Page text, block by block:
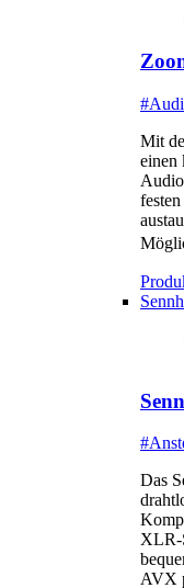
Mit
einen
Das
XLR-
AVX